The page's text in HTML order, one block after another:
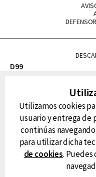
D99
FM Tu
RG Deportiva
Classic FM
Utilizamos cookies
usuario y entrega de
continúas
para utilizar dicha
de cookies.